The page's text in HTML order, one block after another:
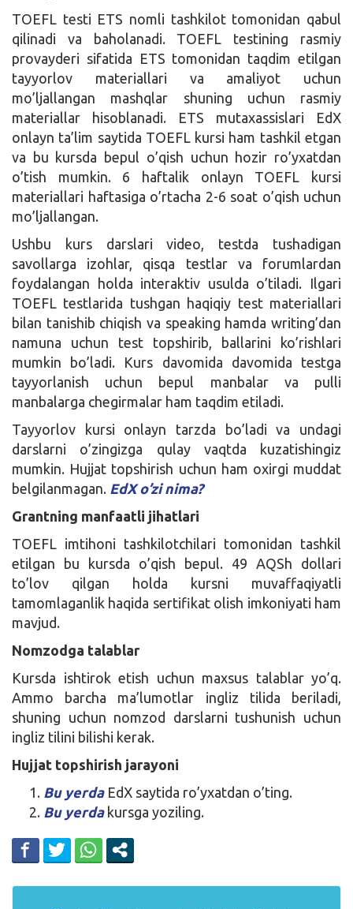
TOEFL testi ETS nomli tashkilot tomonidan qabul
qilinadi va baholanadi. TOEFL testining rasmiy
provayderi sifatida ETS tomonidan taqdim etilgan
tayyorlov materiallari va amaliyot uchun
mo’ljallangan mashqlar shuning uchun rasmiy
materiallar hisoblanadi. ETS mutaxassislari EdX
onlayn ta’lim saytida TOEFL kursi ham tashkil etgan
va bu kursda bepul o’qish uchun hozir ro’yxatdan
o’tish mumkin. 6 haftalik onlayn TOEFL kursi
materiallari haftasiga o’rtacha 2-6 soat o’qish uchun
mo’ljallangan.
Ushbu kurs darslari video, testda tushadigan
savollarga izohlar, qisqa testlar va forumlardan
foydalangan holda interaktiv usulda o’tiladi. Ilgari
TOEFL testlarida tushgan haqiqiy test materiallari
bilan tanishib chiqish va speaking hamda writing’dan
namuna uchun test topshirib, ballarini ko’rishlari
mumkin bo’ladi. Kurs davomida davomida testga
tayyorlanish uchun bepul manbalar va pulli
manbalarga chegirmalar ham taqdim etiladi.
Tayyorlov kursi onlayn tarzda bo’ladi va undagi
darslarni o’zingizga qulay vaqtda kuzatishingiz
mumkin. Hujjat topshirish uchun ham oxirgi muddat
belgilanmagan. EdX o’zi nima?
Grantning manfaatli jihatlari
TOEFL imtihoni tashkilotchilari tomonidan tashkil
etilgan bu kursda o’qish bepul. 49 AQSh dollari
to’lov qilgan holda kursni muvaffaqiyatli
tamomlaganlik haqida sertifikat olish imkoniyati ham
mavjud.
Nomzodga talablar
Kursda ishtirok etish uchun maxsus talablar yo’q.
Ammo barcha ma’lumotlar ingliz tilida beriladi,
shuning uchun nomzod darslarni tushunish uchun
ingliz tilini bilishi kerak.
Hujjat topshirish jarayoni
Bu yerdaEdX saytida ro’yxatdan o’ting.
Bu yerdakursga yoziling.